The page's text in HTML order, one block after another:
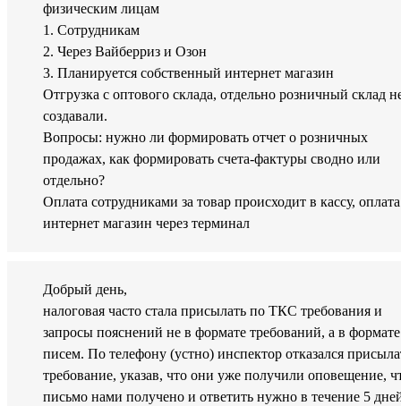
физическим лицам
1. Сотрудникам
2. Через Вайберриз и Озон
3. Планируется собственный интернет магазин
Отгрузка с оптового склада, отдельно розничный склад
создавали.
Вопросы: нужно ли формировать отчет о розничных
продажах, как формировать счета-фактуры сводно или
отдельно?
Оплата сотрудниками за товар происходит в кассу, оплата
интернет магазин через терминал
Добрый день,
налоговая часто стала присылать по ТКС требования и
запросы пояснений не в формате требований, а в формате
писем. По телефону (устно) инспектор отказался
требование, указав, что они уже получили оповещение,
письмо нами получено и ответить нужно в течение 5